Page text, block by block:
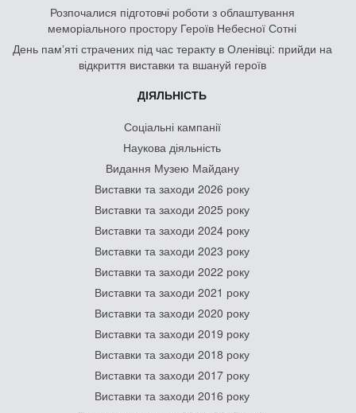
Розпочалися підготовчі роботи з облаштування
меморіального простору Героїв Небесної Сотні
День памʼяті страчених під час теракту в Оленівці: прийди на
відкриття виставки та вшануй героїв
ДІЯЛЬНІСТЬ
Соціальні кампанії
Наукова діяльність
Видання Музею Майдану
Виставки та заходи 2026 року
Виставки та заходи 2025 року
Виставки та заходи 2024 року
Виставки та заходи 2023 року
Виставки та заходи 2022 року
Виставки та заходи 2021 року
Виставки та заходи 2020 року
Виставки та заходи 2019 року
Виставки та заходи 2018 року
Виставки та заходи 2017 року
Виставки та заходи 2016 року